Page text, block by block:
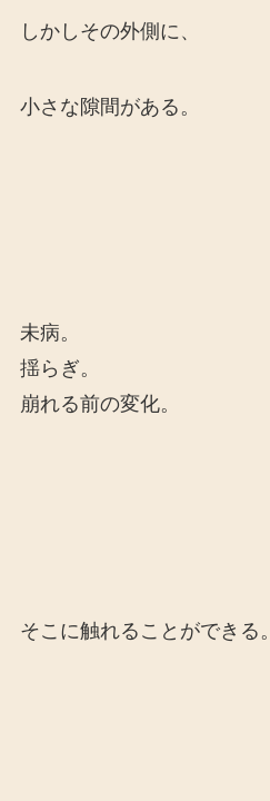
しかしその外側に、
小さな隙間がある。
未病。
揺らぎ。
崩れる前の変化。
そこに触れることができる。